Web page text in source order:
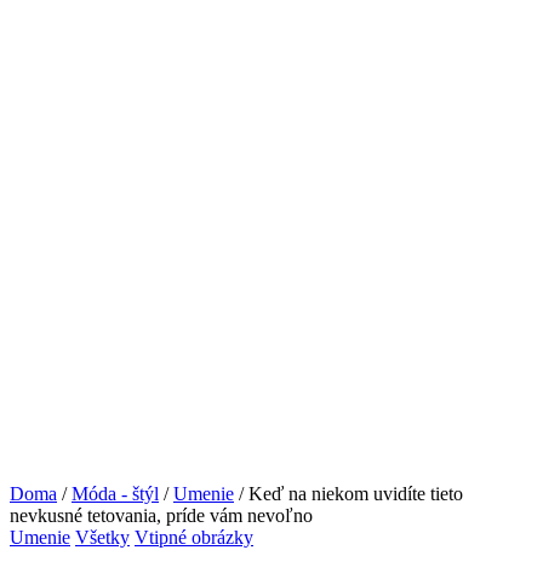
Doma /Móda - štýl /Umenie / Keď na niekom uvidíte tieto
nevkusné tetovania, príde vám nevoľno
Umenie Všetky Vtipné obrázky